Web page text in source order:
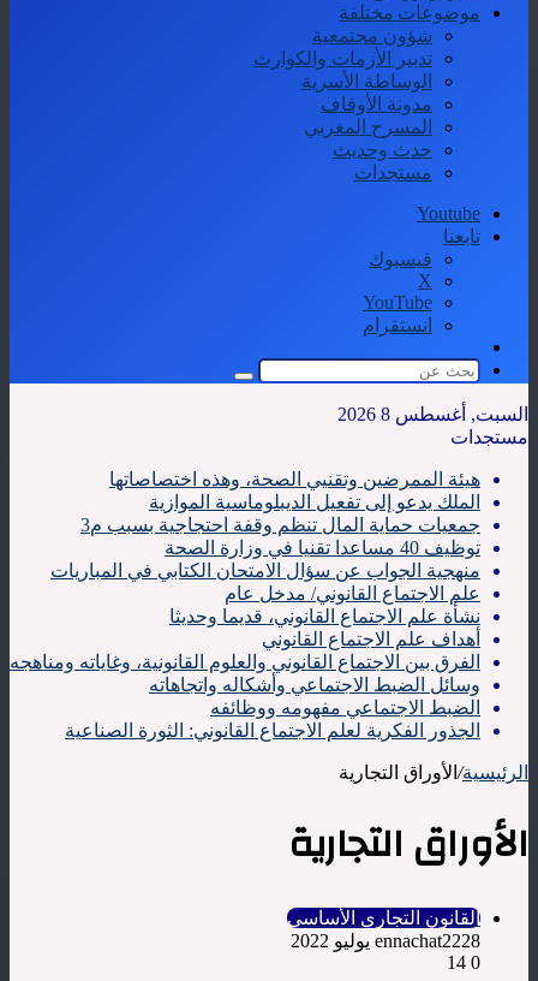
موضوعات مختلفة
شؤون مجتمعية
تدبير الأزمات والكوارث
الوساطة الأسرية
مدونة الأوقاف
المسرح المغربي
حدث وحديث
مستجدات
Youtube
تابعنا
فيسبوك
‫X
‫YouTube
انستقرام
المظلم
بحث
السبت, أغسطس 8 2026
مستجدات
هيئة الممرضين وتقنيي الصحة، وهذه اختصاصاتها
الملك يدعو إلى تفعيل الديبلوماسية الموازية
جمعيات حماية المال تنظم وقفة احتجاجية بسبب م3
توظيف 40 مساعدا تقنيا في وزارة الصحة
منهجية الجواب عن سؤال الامتحان الكتابي في المباريات
علم الاجتماع القانوني/ مدخل عام
نشأة علم الاجتماع القانوني، قديما وحديثا
أهداف علم الاجتماع القانوني
الفرق بين الاجتماع القانوني والعلوم القانونية، وغاياته ومناهجه
وسائل الضبط الاجتماعي وأشكاله واتجاهاته
الضبط الاجتماعي مفهومه ووظائفه
الجذور الفكرية لعلم الاجتماع القانوني: الثورة الصناعية
الرئيسية/ الأوراق التجارية
الأوراق التجارية
القانون التجاري الأساسي
ennachat2228 يوليو 2022
0